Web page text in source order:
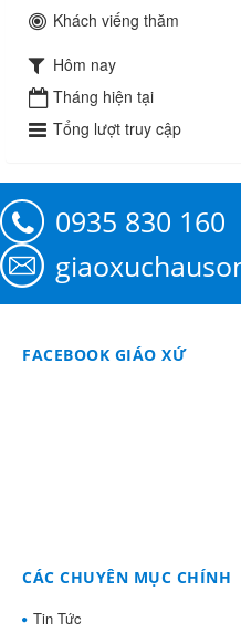
Khách viếng thăm
Hôm nay
Tháng hiện tại
Tổng lượt truy cập
0935 830 160
FACEBOOK GIÁO XỨ
CÁC CHUYÊN MỤC CHÍNH
Tin Tức